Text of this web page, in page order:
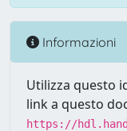
Informazioni
Utilizza questo
link a questo
https://